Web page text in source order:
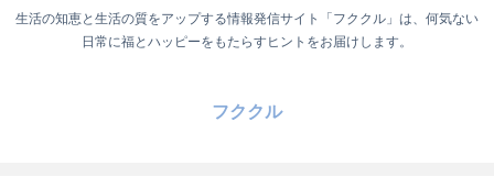
生活の知恵と生活の質をアップする情報発信サイト「フククル」は、何気ない
日常に福とハッピーをもたらすヒントをお届けします。
フククル